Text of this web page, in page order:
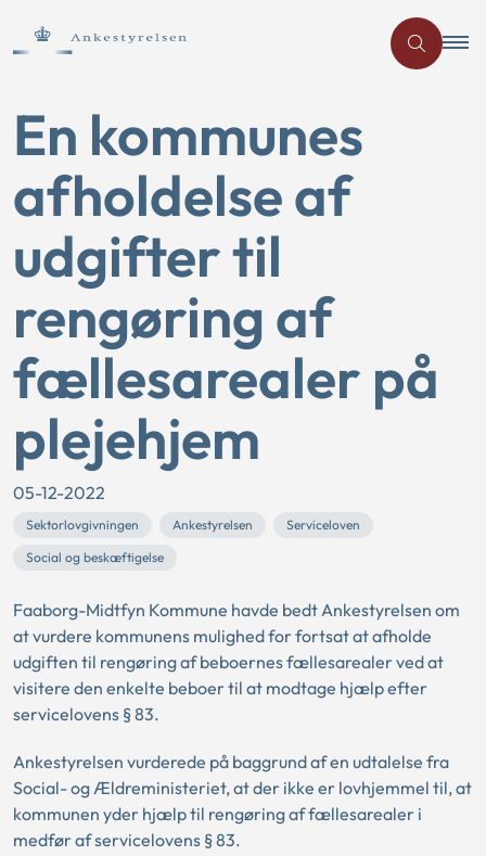
En kommunes
afholdelse af
udgifter til
rengøring af
fællesarealer på
plejehjem
05-12-2022
Sektorlovgivningen Ankestyrelsen
Serviceloven
Social og beskæftigelse
Faaborg-Midtfyn Kommune havde bedt Ankestyrelsen om
at vurdere kommunens mulighed for fortsat at afholde
udgiften til rengøring af beboernes fællesarealer ved at
visitere den enkelte beboer til at modtage hjælp efter
servicelovens § 83.
Ankestyrelsen vurderede på baggrund af en udtalelse fra
Social- og Ældreministeriet, at der ikke er lovhjemmel til, at
kommunen yder hjælp til rengøring af fællesarealer i
medfør af servicelovens § 83.